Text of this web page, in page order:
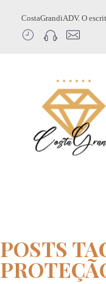
CostaGrandiADV. O
POSTS